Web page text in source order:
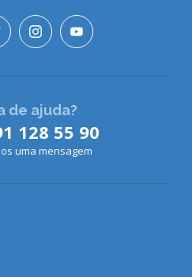
de ajuda?
128 55 90
uma mensagem